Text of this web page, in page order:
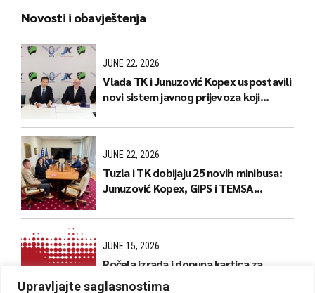
Upravljajte saglasnostima
Novosti i obavještenja
JUNE 22, 2026
Vlada TK i Junuzović Kopex uspostavili
novi sistem javnog prijevoza koji
JUNE 22, 2026
Tuzla i TK dobijaju 25 novih minibusa:
Junuzović Kopex, GIPS i TEMSA
JUNE 15, 2026
Počela izrada i dopuna kartica za
kantonalne linije